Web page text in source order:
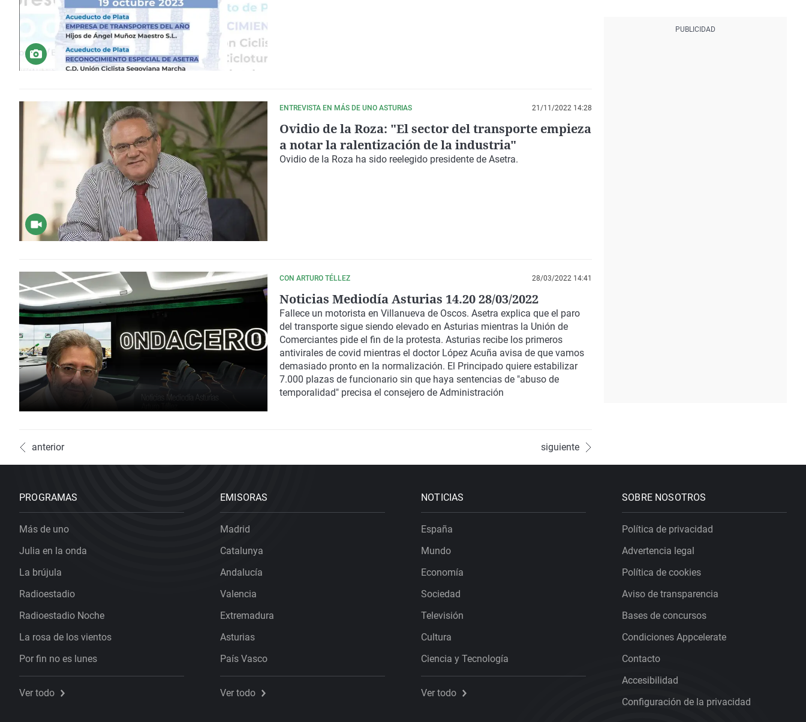
ENTREVISTA EN MÁS DE UNO ASTURIAS 21/11/2022 14:28
Ovidio de la Roza: "El sector del transporte empieza
a notar la ralentización de la industria"
Ovidio de la Roza ha sido reelegido presidente de Asetra.
CON ARTURO TÉLLEZ 28/03/2022 14:41
Noticias Mediodía Asturias 14.20 28/03/2022
Fallece un motorista en Villanueva de Oscos. Asetra explica que el paro
del transporte sigue siendo elevado en Asturias mientras la Unión de
Comerciantes pide el fin de la protesta. Asturias recibe los primeros
antivirales de covid mientras el doctor López Acuña avisa de que vamos
demasiado pronto en la normalización. El Principado quiere estabilizar
7.000 plazas de funcionario sin que haya sentencias de "abuso de
temporalidad" precisa el consejero de Administración
anterior siguiente
PROGRAMAS
Más de uno
Julia en la onda
La brújula
Radioestadio
Radioestadio Noche
La rosa de los vientos
Por fin no es lunes
Ver todo
EMISORAS
Madrid
Catalunya
Andalucía
Valencia
Extremadura
Asturias
País Vasco
Ver todo
NOTICIAS
España
Mundo
Economía
Sociedad
Televisión
Cultura
Ciencia y Tecnología
Ver todo
SOBRE NOSOTROS
Política de privacidad
Advertencia legal
Política de cookies
Aviso de transparencia
Bases de concursos
Condiciones Appcelerate
Contacto
Accesibilidad
Configuración de la privacidad